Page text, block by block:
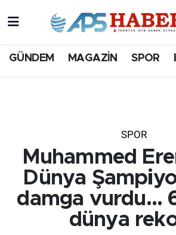
GÜNDEM MAGAZİN SPOR
SPOR
Muhammed
Dünya
damga vurdu...
dünya